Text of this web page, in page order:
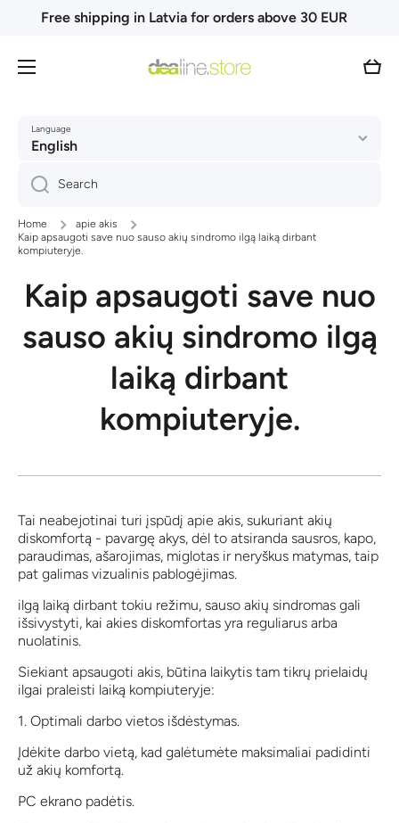
Skip to content
Free shipping in Latvia for orders above 30 EUR
Cart
Language
English
Search
Home
apie akis
Kaip apsaugoti save nuo sauso akių sindromo ilgą laiką dirbant
kompiuteryje.
Kaip apsaugoti save nuo
sauso akių sindromo ilgą
laiką dirbant
kompiuteryje.
Tai neabejotinai turi įspūdį apie akis, sukuriant akių
diskomfortą - pavargę akys, dėl to atsiranda sausros, kapo,
paraudimas, ašarojimas, miglotas ir neryškus matymas, taip
pat galimas vizualinis pablogėjimas.
ilgą laiką dirbant tokiu režimu, sauso akių sindromas gali
išsivystyti, kai akies diskomfortas yra reguliarus arba
nuolatinis.
Siekiant apsaugoti akis, būtina laikytis tam tikrų prielaidų
ilgai praleisti laiką kompiuteryje:
1. Optimali darbo vietos išdėstymas.
Įdėkite darbo vietą, kad galėtumėte maksimaliai padidinti
už akių komfortą.
PC ekrano padėtis.